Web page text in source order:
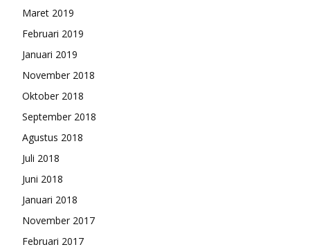
Maret 2019
Februari 2019
Januari 2019
November 2018
Oktober 2018
September 2018
Agustus 2018
Juli 2018
Juni 2018
Januari 2018
November 2017
Februari 2017